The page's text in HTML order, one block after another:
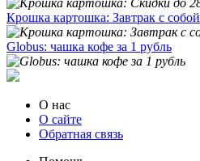
Крошка картошка: Завтрак с собой
Globus: чашка кофе за 1 рубль
О нас
О сайте
Обратная связь